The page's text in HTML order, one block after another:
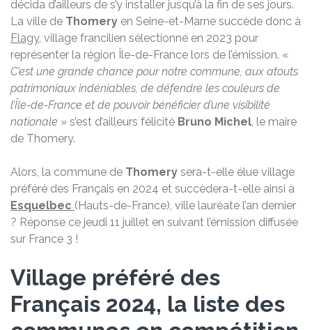
décida d’ailleurs de s’y installer jusqu’à la fin de ses jours.
La ville de Thomery en Seine-et-Marne succède donc à
Flagy, village francilien sélectionné en 2023 pour
représenter la région Île-de-France lors de l’émission. «
C’est une grande chance pour notre commune, aux atouts
patrimoniaux indéniables, de défendre les couleurs de
l’Île-de-France et de pouvoir bénéficier d’une visibilité
nationale » s’est d’ailleurs félicité Bruno Michel, le maire
de Thomery.
Alors, la commune de Thomery sera-t-elle élue village
préféré des Français en 2024 et succèdera-t-elle ainsi à
Esquelbec (Hauts-de-France), ville lauréate l’an dernier
? Réponse ce jeudi 11 juillet en suivant l’émission diffusée
sur France 3 !
Village préféré des
Français 2024, la liste des